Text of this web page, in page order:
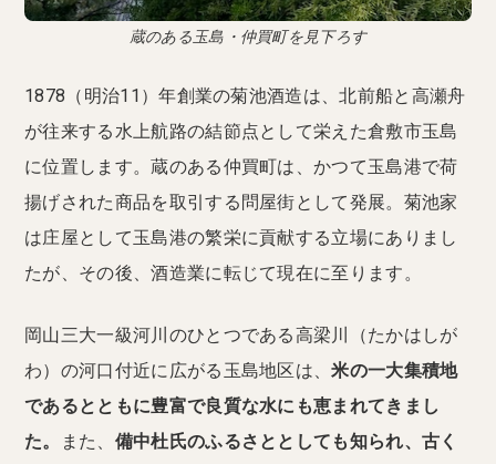
蔵のある玉島・仲買町を見下ろす
1878（明治11）年創業の菊池酒造は、北前船と高瀬舟
が往来する水上航路の結節点として栄えた倉敷市玉島
に位置します。蔵のある仲買町は、かつて玉島港で荷
揚げされた商品を取引する問屋街として発展。菊池家
は庄屋として玉島港の繁栄に貢献する立場にありまし
たが、その後、酒造業に転じて現在に至ります。
岡山三大一級河川のひとつである高梁川（たかはしが
わ）の河口付近に広がる玉島地区は、米の一大集積地
であるとともに豊富で良質な水にも恵まれてきまし
た。
また、 備中杜氏のふるさととしても知られ、古く